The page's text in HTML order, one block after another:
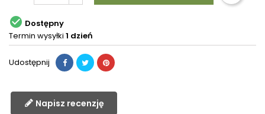
 Dostępny
Termin wysyłki 1 dzień
Udostępnij
Napisz recenzję